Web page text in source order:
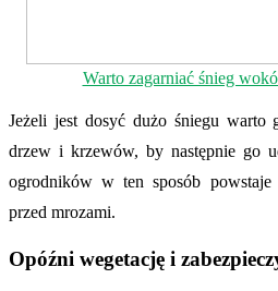
Warto zagarniać śnieg
Jeżeli jest dosyć dużo śniegu warto
drzew i krzewów, by następnie go
ogrodników w ten sposób powstaje
przed mrozami.
Opóźni wegetację i